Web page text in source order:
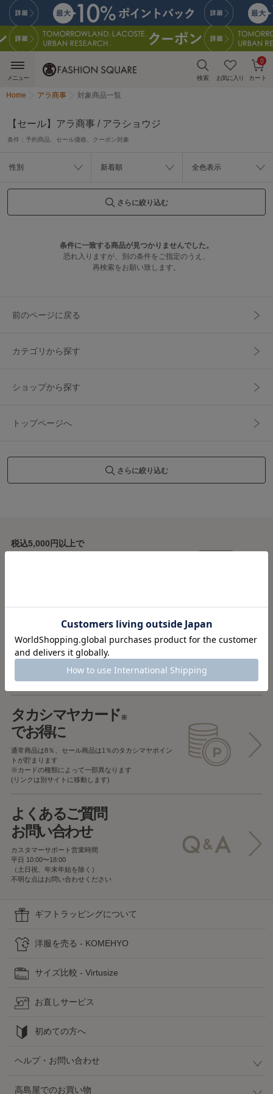
検索 お気に入り カート
0
メニュー
Home アラ商事 対象商品一覧
【セール】アラ商事 / アラショウジ
条件： 予約商品、セール価格、クーポン対象
性別 新着順 全色表示
さらに絞り込む
条件に一致する商品が見つかりませんでした。
恐れ入りますが、別の条件をご指定のうえ、
再検索をお願い致します。
前のページに戻る
カテゴリから探す
ショップから探す
トップページへ
さらに絞り込む
税込5,000円以上で
返品OK
一部商品を除き、
お届け後7日以内の場合
タカシマヤカード※
でお得に
通常商品は8％、セール商品は1％のタカシマヤポイン
トが貯まります
※カードの種類によって一部異なります
(リンクは別サイトに移動します)
よくあるご質問
お問い合わせ
カスタマーサポート営業時間
平日 10:00〜18:00
（土日祝、年末年始を除く）
不明な点はお問い合わせください
ギフトラッピングについて
洋服を売る - KOMEHYO
サイズ比較 - Virtusize
お直しサービス
初めての方へ
ヘルプ・お問い合わせ
高島屋でのお買い物